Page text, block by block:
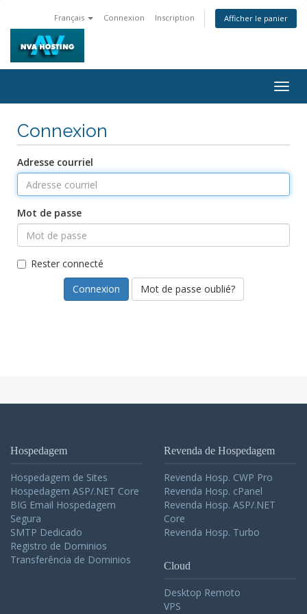
Français Connexion Inscription Afficher le panier
Connexion
Adresse courriel
Mot de passe
Rester connecté
Mot de passe oublié?
Hospedagem
Hospedagem de Sites
Hospedagem ASP/.NET Core
BIG Email Hospedagem
Segura
SMTP Dedicado
Registro de Dominios
Transferência de Dominios
Revenda de Hospedagem
Revenda Hosp. CWP Pro
Revenda Hosp. cPanel
Revenda Hosp. ASP/.NET
Core
Revenda Hosp. Turbo
Cloud
Desktop Remoto
VPS